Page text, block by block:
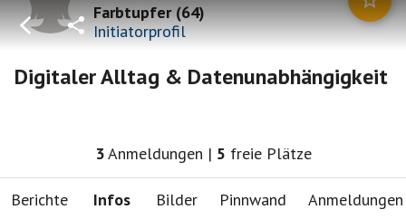
Farbtupfer(64)
Initiatorprofil
Digitaler Alltag & Datenunabhängigkeit
3Anmeldungen | 5 freie Plätze
Berichte Infos Bilder Pinnwand Anmeldungen